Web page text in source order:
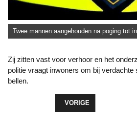
Twee mannen aangehouden na poging tot
Zij zitten vast voor verhoor en het onderzoek loopt nog. De
politie vraagt inwoners om bij verdachte
bellen.
VORIG ARTIKEL: AUTO
VORIGE